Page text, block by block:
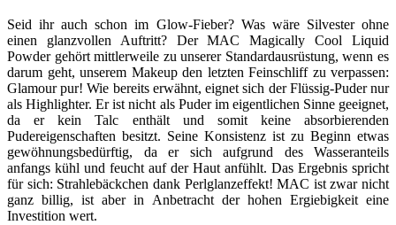
Seid ihr auch schon im Glow-Fieber? Was wäre Silvester ohne
einen glanzvollen Auftritt? Der MAC Magically Cool Liquid
Powder gehört mittlerweile zu unserer Standardausrüstung, wenn es
darum geht, unserem Makeup den letzten Feinschliff zu verpassen:
Glamour pur! Wie bereits erwähnt, eignet sich der Flüssig-Puder nur
als Highlighter. Er ist nicht als Puder im eigentlichen Sinne geeignet,
da er kein Talc enthält und somit keine absorbierenden
Pudereigenschaften besitzt. Seine Konsistenz ist zu Beginn etwas
gewöhnungsbedürftig, da er sich aufgrund des Wasseranteils
anfangs kühl und feucht auf der Haut anfühlt. Das Ergebnis spricht
für sich: Strahlebäckchen dank Perlglanzeffekt! MAC ist zwar nicht
ganz billig, ist aber in Anbetracht der hohen Ergiebigkeit eine
Investition wert.